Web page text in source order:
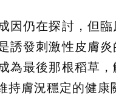
因仍在探討，但
誘發刺激性皮膚
為最後那根稻草
膚況穩定的健康